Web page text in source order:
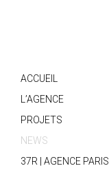
ACCUEIL
L’AGENCE
PROJETS
NEWS
37R | AGENCE PARIS